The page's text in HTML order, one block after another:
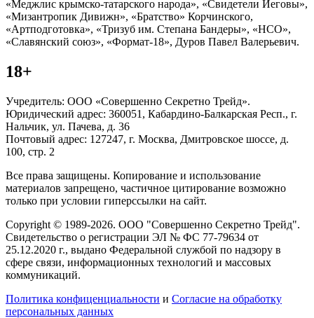
«Меджлис крымско-татарского народа», «Свидетели Иеговы»,
«Мизантропик Дивижн», «Братство» Корчинского,
«Артподготовка», «Тризуб им. Степана Бандеры», «НСО»,
«Славянский союз», «Формат-18», Дуров Павел Валерьевич.
18+
Учредитель: ООО «Совершенно Секретно Трейд».
Юридический адрес: 360051, Кабардино-Балкарская Респ., г.
Нальчик, ул. Пачева, д. 36
Почтовый адрес: 127247, г. Москва, Дмитровское шоссе, д.
100, стр. 2
Все права защищены. Копирование и использование
материалов запрещено, частичное цитирование возможно
только при условии гиперссылки на сайт.
Copyright © 1989-2026. ООО "Совершенно Секретно Трейд".
Свидетельство о регистрации ЭЛ № ФС 77-79634 от
25.12.2020 г., выдано Федеральной службой по надзору в
сфере связи, информационных технологий и массовых
коммуникаций.
Политика конфиценциальности и Согласие на обработку
персональных данных